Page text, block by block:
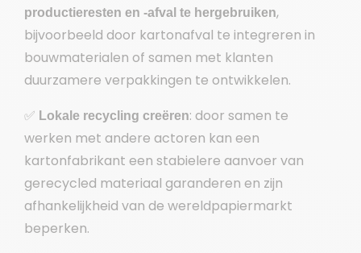
productieresten en -afval te hergebruiken,
bijvoorbeeld door kartonafval te integreren in
bouwmaterialen of samen met klanten
duurzamere verpakkingen te ontwikkelen.
✅ Lokale recycling creëren: door samen te
werken met andere actoren kan een
kartonfabrikant een stabielere aanvoer van
gerecycled materiaal garanderen en zijn
afhankelijkheid van de wereldpapiermarkt
beperken.